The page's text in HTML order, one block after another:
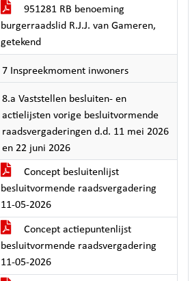
951281 RB benoeming
burgerraadslid R.J.J. van Gameren,
getekend
7 Inspreekmoment inwoners
8.a Vaststellen besluiten- en
actielijsten vorige besluitvormende
raadsvergaderingen d.d. 11 mei 2026
en 22 juni 2026
Concept besluitenlijst
besluitvormende raadsvergadering
11-05-2026
Concept actiepuntenlijst
besluitvormende raadsvergadering
11-05-2026